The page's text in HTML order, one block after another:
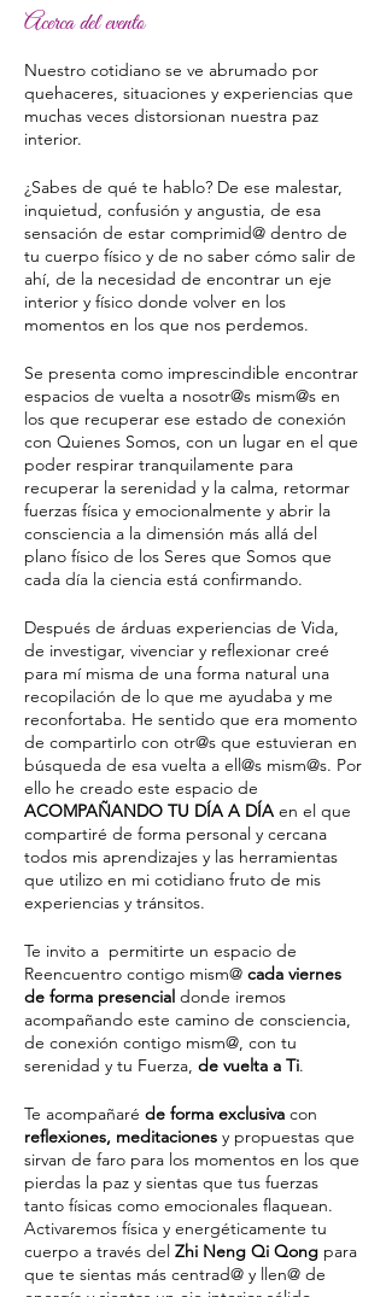
Acerca del evento
Nuestro cotidiano se ve abrumado por
quehaceres, situaciones y experiencias que
muchas veces distorsionan nuestra paz
interior.
¿Sabes de qué te hablo? De ese malestar,
inquietud, confusión y angustia, de esa
sensación de estar comprimid@ dentro de
tu cuerpo físico y de no saber cómo salir de
ahí, de la necesidad de encontrar un eje
interior y físico donde volver en los
momentos en los que nos perdemos.
Se presenta como imprescindible encontrar
espacios de vuelta a nosotr@s mism@s en
los que recuperar ese estado de conexión
con Quienes Somos, con un lugar en el que
poder respirar tranquilamente para
recuperar la serenidad y la calma, retormar
fuerzas física y emocionalmente y abrir la
consciencia a la dimensión más allá del
plano físico de los Seres que Somos que
cada día la ciencia está confirmando.
Después de árduas experiencias de Vida,
de investigar, vivenciar y reflexionar creé
para mí misma de una forma natural una
recopilación de lo que me ayudaba y me
reconfortaba. He sentido que era momento
de compartirlo con otr@s que estuvieran en
búsqueda de esa vuelta a ell@s mism@s. Por
ello he creado este espacio de
ACOMPAÑANDO TU DÍA A DÍA en el que
compartiré de forma personal y cercana
todos mis aprendizajes y las herramientas
que utilizo en mi cotidiano fruto de mis
experiencias y tránsitos.
Te invito a permitirte un espacio de
Reencuentro contigo mism@ cada viernes
de forma presencial donde iremos
acompañando este camino de consciencia,
de conexión contigo mism@, con tu
serenidad y tu Fuerza, de vuelta a Ti.
Te acompañaré de forma exclusiva con
reflexiones, meditaciones y propuestas que
sirvan de faro para los momentos en los que
pierdas la paz y sientas que tus fuerzas
tanto físicas como emocionales flaquean.
Activaremos física y energéticamente tu
cuerpo a través del Zhi Neng Qi Qong para
que te sientas más centrad@ y llen@ de